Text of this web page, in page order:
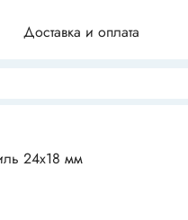
Доставка и оплата
плинтусы
24х18 мм